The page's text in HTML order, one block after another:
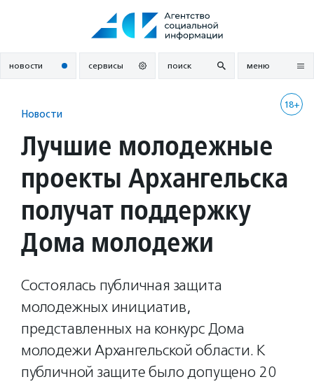
новости сервисы поиск меню
18+
Новости
Лучшие молодежные
проекты Архангельска
получат поддержку
Дома молодежи
Состоялась публичная защита
молодежных инициатив,
представленных на конкурс Дома
молодежи Архангельской области. К
публичной защите было допущено 20